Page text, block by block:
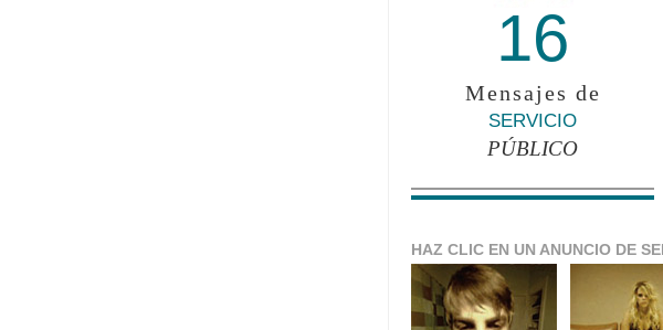
16
Mensajes de
SERVICIO
PÚBLICO
HAZ CLIC EN UN ANUNCIO DE